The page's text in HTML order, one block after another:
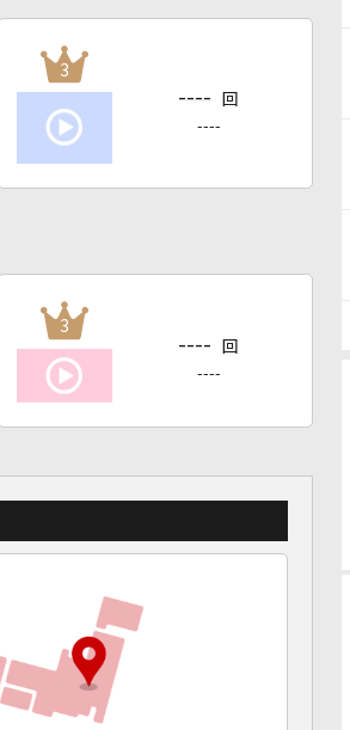
3
---- 回
----
3
---- 回
----